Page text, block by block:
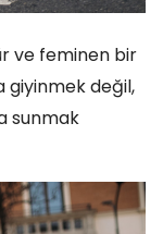
ve feminen bir
giyinmek değil,
sunmak